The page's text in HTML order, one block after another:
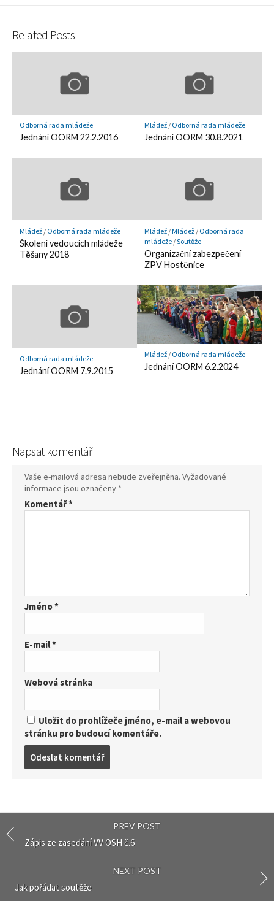
Related Posts
Odborná rada mládeže
Jednání OORM 22.2.2016
Mládež/ Odborná rada mládeže
Jednání OORM 30.8.2021
Mládež/ Odborná rada mládeže
Školení vedoucích mládeže
Těšany 2018
Mládež/Mládež/ Odborná rada
mládeže/Soutěže
Organizační zabezpečení
ZPV Hostěnice
Odborná rada mládeže
Jednání OORM 7.9.2015
Mládež/ Odborná rada mládeže
Jednání OORM 6.2.2024
Napsat komentář
Vaše e-mailová adresa nebude zveřejněna. Vyžadované
informace jsou označeny *
Komentář*
Jméno*
E-mail*
Webová stránka
Uložit do prohlížeče jméno, e-mail a webovou
stránku pro budoucí komentáře.
PREV POST
Zápis ze zasedání VV OSH č.6
NEXT POST
Jak pořádat soutěže